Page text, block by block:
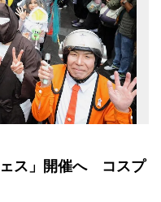
ェス」開催へ コスプ